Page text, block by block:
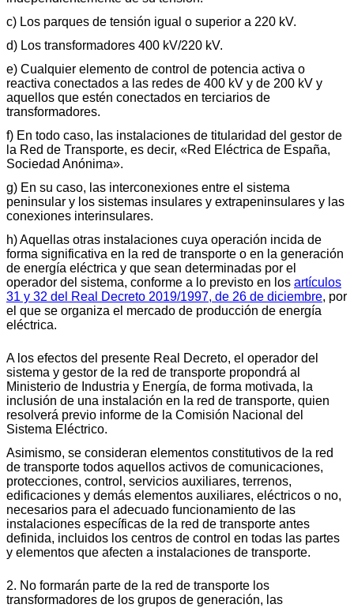
c) Los parques de tensión igual o superior a 220 kV.
d) Los transformadores 400 kV/220 kV.
e) Cualquier elemento de control de potencia activa o
reactiva conectados a las redes de 400 kV y de 200 kV y
aquellos que estén conectados en terciarios de
transformadores.
f) En todo caso, las instalaciones de titularidad del gestor de
la Red de Transporte, es decir, «Red Eléctrica de España,
Sociedad Anónima».
g) En su caso, las interconexiones entre el sistema
peninsular y los sistemas insulares y extrapeninsulares y las
conexiones interinsulares.
h) Aquellas otras instalaciones cuya operación incida de
forma significativa en la red de transporte o en la generación
de energía eléctrica y que sean determinadas por el
operador del sistema, conforme a lo previsto en los artículos
31 y 32 del Real Decreto 2019/1997, de 26 de diciembre, por
el que se organiza el mercado de producción de energía
eléctrica.
A los efectos del presente Real Decreto, el operador del
sistema y gestor de la red de transporte propondrá al
Ministerio de Industria y Energía, de forma motivada, la
inclusión de una instalación en la red de transporte, quien
resolverá previo informe de la Comisión Nacional del
Sistema Eléctrico.
Asimismo, se consideran elementos constitutivos de la red
de transporte todos aquellos activos de comunicaciones,
protecciones, control, servicios auxiliares, terrenos,
edificaciones y demás elementos auxiliares, eléctricos o no,
necesarios para el adecuado funcionamiento de las
instalaciones específicas de la red de transporte antes
definida, incluidos los centros de control en todas las partes
y elementos que afecten a instalaciones de transporte.
2. No formarán parte de la red de transporte los
transformadores de los grupos de generación, las